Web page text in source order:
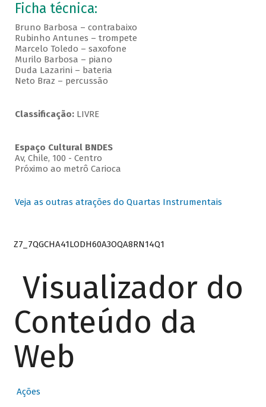
Ficha técnica:
Bruno Barbosa – contrabaixo
Rubinho Antunes – trompete
Marcelo Toledo – saxofone
Murilo Barbosa – piano
Duda Lazarini – bateria
Neto Braz – percussão
Classificação:LIVRE
Espaço Cultural BNDES
Av, Chile, 100 - Centro
Próximo ao metrô Carioca
Veja as outras atrações do Quartas Instrumentais
Z7_7QGCHA41LODH60A3OQA8RN14Q1
Visualizador do
Conteúdo da
Web
Ações